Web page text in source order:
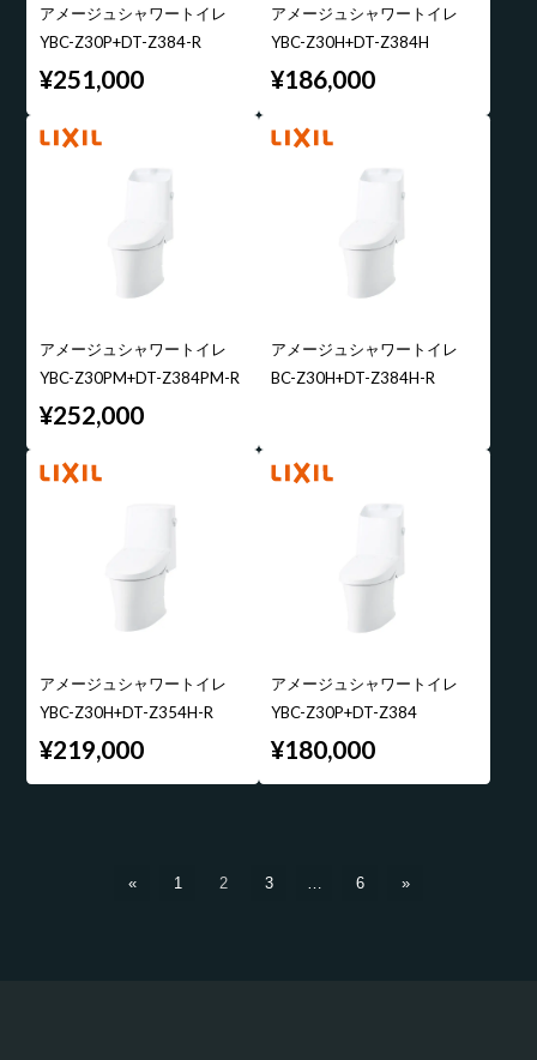
アメージュシャワートイレ
YBC-Z30P+DT-Z384-R
¥251,000
アメージュシャワートイレ
YBC-Z30H+DT-Z384H
¥186,000
アメージュシャワートイレ
YBC-Z30PM+DT-Z384PM-R
¥252,000
アメージュシャワートイレ
BC-Z30H+DT-Z384H-R
アメージュシャワートイレ
YBC-Z30H+DT-Z354H-R
¥219,000
アメージュシャワートイレ
YBC-Z30P+DT-Z384
¥180,000
« 1 2 3 6 »